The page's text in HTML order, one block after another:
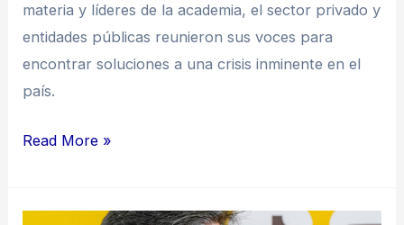
materia y líderes de la academia, el sector privado y
entidades públicas reunieron sus voces para
encontrar soluciones a una crisis inminente en el
país.
Read More »